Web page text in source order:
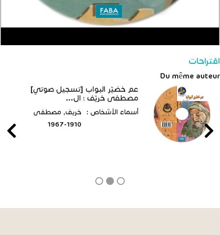
اقتراحات
Du même auteur
عم خضيّر البواب [تسجيل صوتي]
مصطفى خريّف ؛ ال...
أسماء الأشخاص :
خريف, مصطفى
1910-1967